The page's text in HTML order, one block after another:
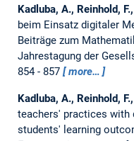
Kadluba, A., Reinhold,
beim Einsatz digitaler
Beiträge zum
Jahrestagung der
854 - 857
more…
Kadluba, A., Reinhold,
teachers' practices with
students' learning